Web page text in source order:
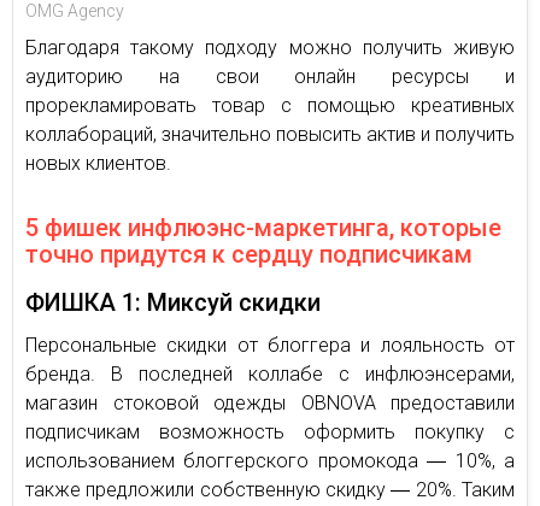
OMG Agency
Благодаря такому подходу можно получить живую
аудиторию на свои онлайн ресурсы и
прорекламировать товар с помощью креативных
коллабораций, значительно повысить актив и получить
новых клиентов.
5 фишек инфлюэнс-маркетинга, которые
точно придутся к сердцу подписчикам
ФИШКА 1: Миксуй скидки
Персональные скидки от блоггера и лояльность от
бренда. В последней коллабе с инфлюэнсерами,
магазин стоковой одежды OBNOVA предоставили
подписчикам возможность оформить покупку с
использованием блоггерского промокода ― 10%, а
также предложили собственную скидку ― 20%. Таким